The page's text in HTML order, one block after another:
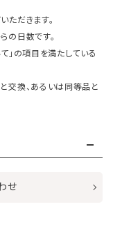
だきます。
日数です。
」の項目を満たしている
交換、あるいは同等品と
せ